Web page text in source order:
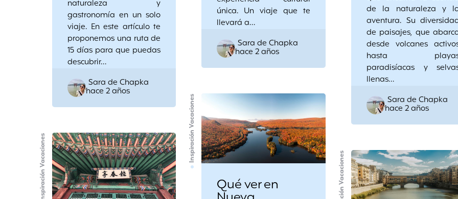
única. Un viaje que te
llevará a…
Posted
by
Sara de Chapka
hace 2 años
naturaleza y
gastronomía en un solo
viaje. En este artículo te
proponemos una ruta de
15 días para que puedas
descubrir…
Posted
by
Sara de Chapka
hace 2 años
de la naturaleza y
aventura. Su
de paisajes, que
desde volcanes
hasta
paradisíacas y
llenas…
Posted
by
Sara de Chapka
hace 2 años
Inspiración Vacaciones
Qué ver en
Inspiración Vacaciones Inspiración Vacaciones